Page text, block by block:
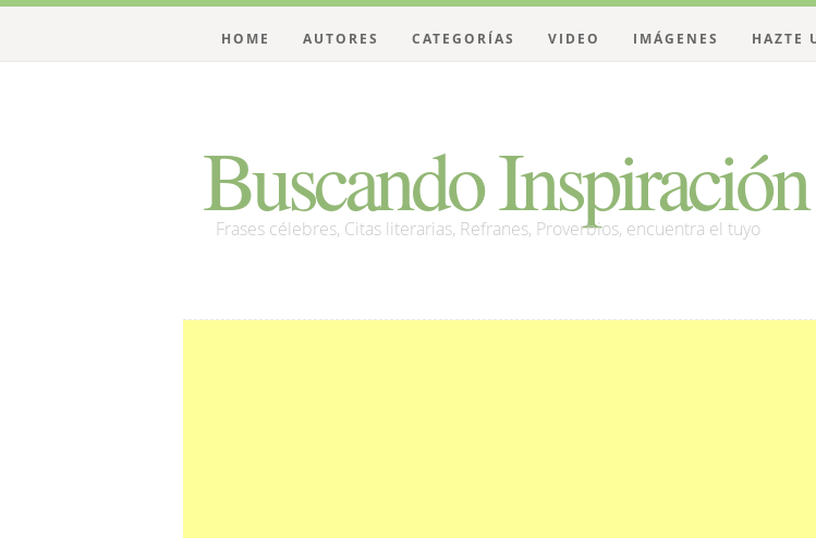
Buscando Inspiración
Frases célebres, Citas literarias, Refranes, Proverbios, encuentra el tuyo
HOME AUTORES CATEGORÍAS VIDEO IMÁGENES HAZTE